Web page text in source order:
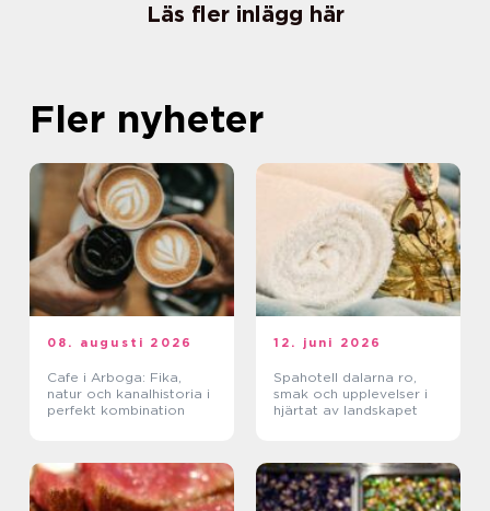
Läs fler inlägg här
Fler nyheter
08. augusti 2026
Cafe i Arboga: Fika,
natur och kanalhistoria i
perfekt kombination
12. juni 2026
Spahotell dalarna ro,
smak och upplevelser i
hjärtat av landskapet